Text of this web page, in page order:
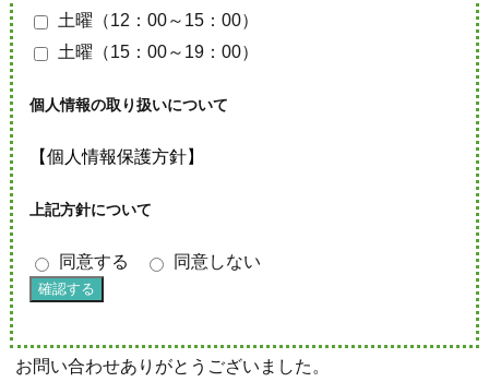
土曜（12：00～15：00）
土曜（15：00～19：00）
個人情報の取り扱いについて
【個人情報保護方針】
上記方針について
同意する 同意しない
お問い合わせありがとうございました。